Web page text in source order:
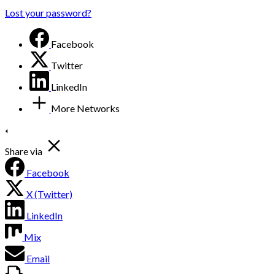
Lost your password?
Facebook
Twitter
LinkedIn
More Networks
Share via
Facebook
X (Twitter)
LinkedIn
Mix
Email